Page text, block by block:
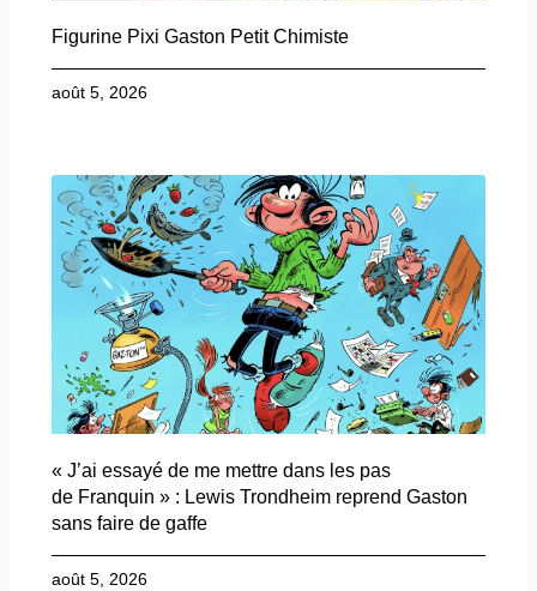
Figurine Pixi Gaston Petit Chimiste
août 5, 2026
« J’ai essayé de me mettre dans les pas
de Franquin » : Lewis Trondheim reprend Gaston
sans faire de gaffe
août 5, 2026